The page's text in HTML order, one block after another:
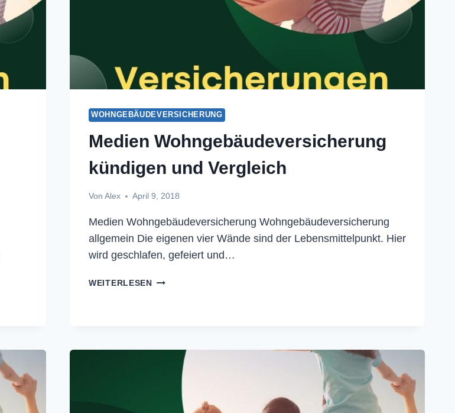
WOHNGEBÄUDEVERSICHERUNG
Medien Wohngebäudeversicherung
kündigen und Vergleich
Von Alex April 9, 2018
Medien Wohngebäudeversicherung Wohngebäudeversicherung
allgemein Die eigenen vier Wände sind der Lebensmittelpunkt. Hier
wird geschlafen, gefeiert und…
WEITERLESENMEDIEN